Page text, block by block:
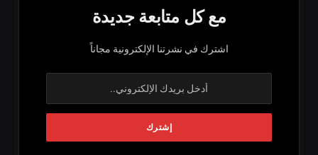
مع كل متابعة جديدة
اشترك في نشرتنا الإلكترونية مجاناً